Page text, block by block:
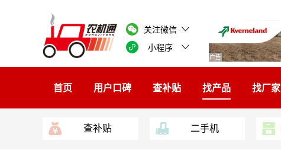
关注微信
小程序
广告
首页 用户口碑 查补贴 找产品 找厂家
查补贴 二手机